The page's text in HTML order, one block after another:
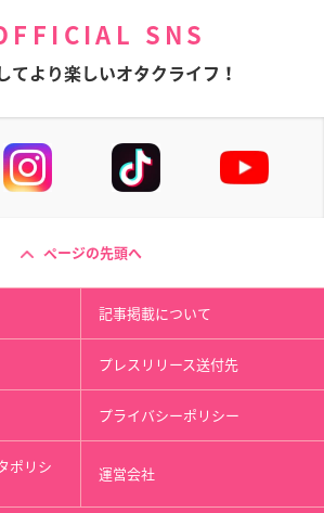
SNS
てより楽しいオタクライフ！
ページの先頭へ
記事掲載について
プレスリリース送付先
プライバシーポリシー
ポリシ 運営会社